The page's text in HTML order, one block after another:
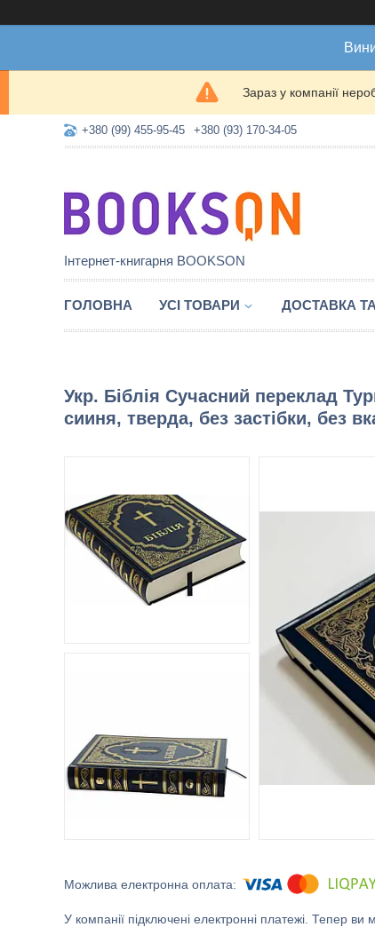
Зараз у компанії
+380 (99) 455-95-45 +380 (93) 170-34-05
Інтернет-книгарня BOOKSON
ГОЛОВНА УСІ ТОВАРИ ДОСТАВКА
Укр. Біблія Сучасний переклад
сииня, тверда, без застібки, без
У компанії підключені електронні платежі. Тепер